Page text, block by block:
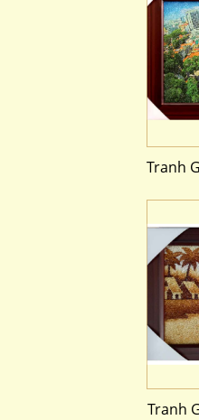
Tranh
Tranh